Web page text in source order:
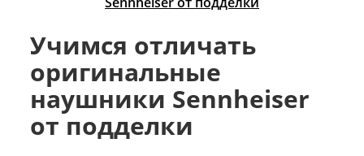
Учимся отличать
оригинальные
наушники Sennheiser
от подделки